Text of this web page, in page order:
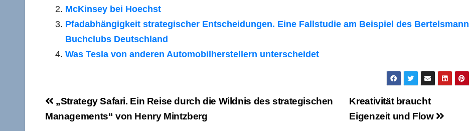
McKinsey bei Hoechst
Pfadabhängigkeit strategischer Entscheidungen. Eine Fallstudie am Beispiel des Bertelsmann
Buchclubs Deutschland
Was Tesla von anderen Automobilherstellern unterscheidet
Beitragsnavigation
Kreativität braucht
Eigenzeit und Flow
„Strategy Safari. Ein Reise durch die Wildnis des strategischen
Managements“ von Henry Mintzberg